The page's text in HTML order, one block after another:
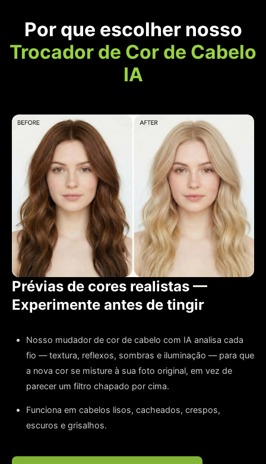
Por que escolher nosso
Trocador de Cor de Cabelo
IA
Prévias de cores realistas —
Experimente antes de tingir
Nosso mudador de cor de cabelo com IA analisa cada
fio — textura, reflexos, sombras e iluminação — para que
a nova cor se misture à sua foto original, em vez de
parecer um filtro chapado por cima.
Funciona em cabelos lisos, cacheados, crespos,
escuros e grisalhos.